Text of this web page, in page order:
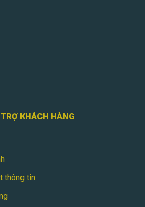
TRỢ KHÁCH HÀNG
thông tin